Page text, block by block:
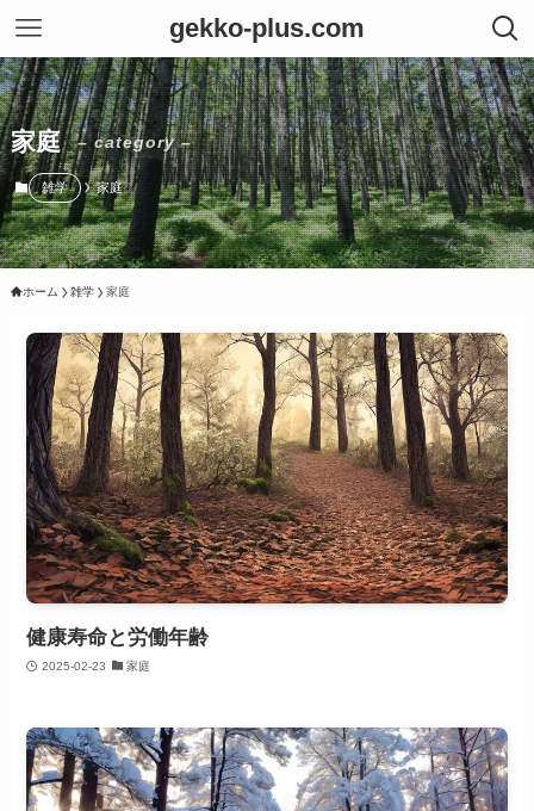
gekko-plus.com
家庭 – category –
雑学 家庭
ホーム 雑学 家庭
健康寿命と労働年齢
2025-02-23 家庭